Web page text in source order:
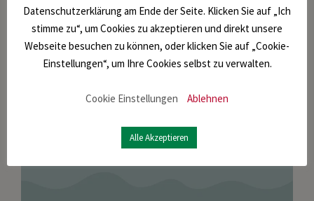
Datenschutzerklärung am Ende der Seite. Klicken Sie auf „Ich
stimme zu“, um Cookies zu akzeptieren und direkt unsere
Webseite besuchen zu können, oder klicken Sie auf „Cookie-
Einstellungen“, um Ihre Cookies selbst zu verwalten.
Cookie Einstellungen Ablehnen
Alle Akzeptieren